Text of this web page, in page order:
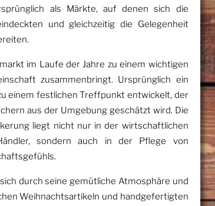
als Märkte, auf denen sich die
und gleichzeitig die Gelegenheit
im Laufe der Jahre zu einem wichtigen
zusammenbringt. Ursprünglich ein
einem festlichen Treffpunkt entwickelt, der
aus der Umgebung geschätzt wird. Die
liegt nicht nur in der wirtschaftlichen
sondern auch in der Pflege von
durch seine gemütliche Atmosphäre und
Weihnachtsartikeln und handgefertigten